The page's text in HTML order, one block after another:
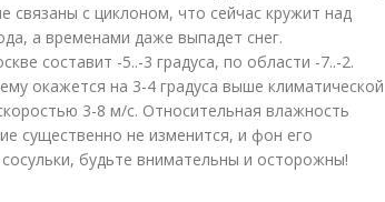
с циклоном, что сейчас кружит над
а временами даже выпадет снег.
составит -5..-3 градуса, по области -7..-2.
окажется на 3-4 градуса выше климатической
3-8 м/с. Относительная влажность
существенно не изменится, и фон его
будьте внимательны и осторожны!